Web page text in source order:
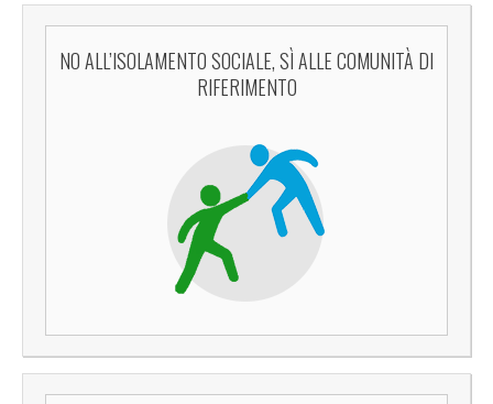
NO ALL’ISOLAMENTO SOCIALE, SÌ ALLE COMUNITÀ DI
RIFERIMENTO